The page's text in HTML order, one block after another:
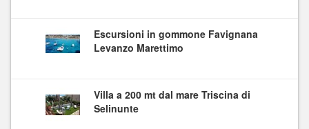
Escursioni in gommone Favignana
Levanzo Marettimo
Villa a 200 mt dal mare Triscina di
Selinunte